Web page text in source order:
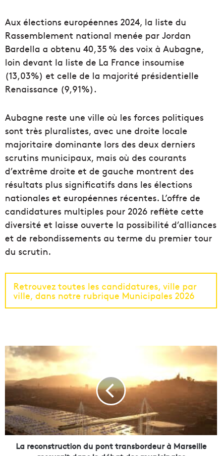
Aux élections européennes 2024, la liste du
Rassemblement national menée par Jordan
Bardella a obtenu 40,35 % des voix à Aubagne,
loin devant la liste de La France insoumise
(13,03%) et celle de la majorité présidentielle
Renaissance (9,91%).
Aubagne reste une ville où les forces politiques
sont très pluralistes, avec une droite locale
majoritaire dominante lors des deux derniers
scrutins municipaux, mais où des courants
d’extrême droite et de gauche montrent des
résultats plus significatifs dans les élections
nationales et européennes récentes. L’offre de
candidatures multiples pour 2026 reflète cette
diversité et laisse ouverte la possibilité d’alliances
et de rebondissements au terme du premier tour
du scrutin.
Retrouvez toutes les candidatures, ville par
ville, dans notre rubrique Municipales 2026
L
a
r
e
c
o
n
s
t
La reconstruction du pont transbordeur à Marseille